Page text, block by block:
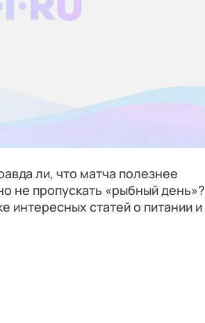
ли, что матча полезнее
не пропускать «рыбный день»?
интересных статей о питании и